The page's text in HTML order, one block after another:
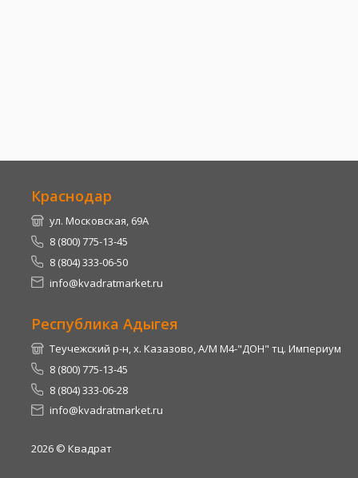
Краснодар
ул. Московская, 69А
8 (800) 775-13-45
8 (804) 333-06-50
info@kvadratmarket.ru
Республика Адыгея
Теучежский р-н, х. Казазово, А/М М4-"ДОН" тц. Империум
8 (800) 775-13-45
8 (804) 333-06-28
info@kvadratmarket.ru
2026 © Квадрат